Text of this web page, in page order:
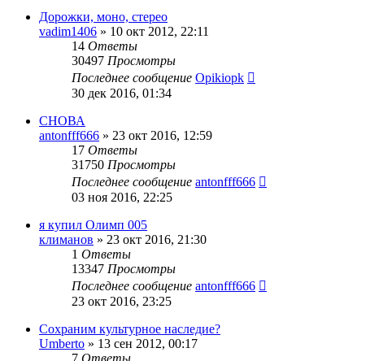
Дорожки, моно, стерео
vadim1406 » 10 окт 2012, 22:11
14 Ответы
30497 Просмотры
Последнее сообщение Opikiopk
30 дек 2016, 01:34
СНОВА
antonfff666 » 23 окт 2016, 12:59
17 Ответы
31750 Просмотры
Последнее сообщение antonfff666
03 ноя 2016, 22:25
я купил Олимп 005
климанов » 23 окт 2016, 21:30
1 Ответы
13347 Просмотры
Последнее сообщение antonfff666
23 окт 2016, 23:25
Сохраним культурное наследие?
Umberto » 13 сен 2012, 00:17
7 Ответы